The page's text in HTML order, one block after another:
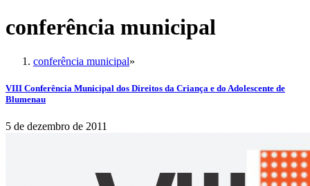
conferência municipal
conferência municipal»
VIII Conferência Municipal dos Direitos da Criança e do Adolescente de
Blumenau
5 de dezembro de 2011